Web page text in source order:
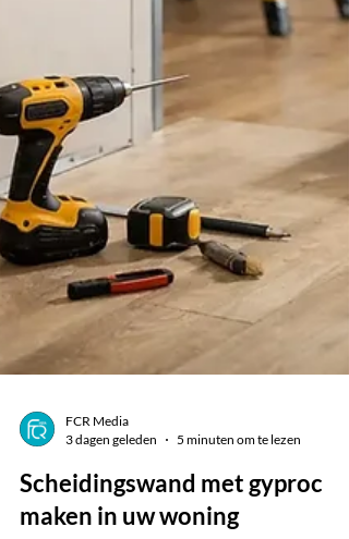
FCR Media
3 dagen geleden
5 minuten om te lezen